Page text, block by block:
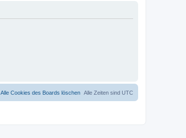
Alle Zeiten sind UTC
Alle Cookies des Boards löschen